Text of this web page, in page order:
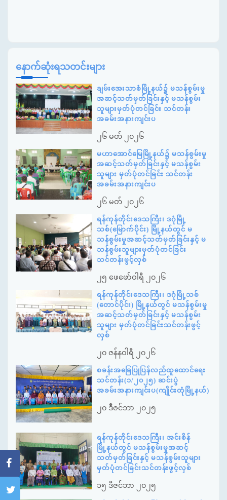
နောက်ဆုံးရသတင်းများ
ချမ်းအေးသာစံမြို့နယ်၌ မသန်စွမ်းမှု
အဆင့်သတ်မှတ်ခြင်းနှင့် မသန်စွမ်း
သူများမှတ်ပုံတင်ခြင်း သင်တန်း
အခမ်းအနားကျင်းပ
၂၆ မတ် ၂၀၂၆
မဟာအောင်မြေမြို့နယ်၌ မသန်စွမ်းမှု
အဆင့်သတ်မှတ်ခြင်းနှင့် မသန်စွမ်း
သူများ မှတ်ပုံတင်ခြင်း သင်တန်း
အခမ်းအနားကျင်းပ
၂၆ မတ် ၂၀၂၆
ရန်ကုန်တိုင်းဒေသကြီး၊ ဒဂုံမြို့
သစ်(မြောက်ပိုင်း) မြို့နယ်တွင် မ
သန်စွမ်းမှုအဆင့်သတ်မှတ်ခြင်းနှင့် မ
သန်စွမ်းသူများမှတ်ပုံတင်ခြင်း
သင်တန်းဖွင့်လှစ်
၂၅ ဖေဖော်ဝါရီ ၂၀၂၆
ရန်ကုန်တိုင်းဒေသကြီး၊ ဒဂုံမြို့သစ်
(တောင်ပိုင်း) မြို့နယ်တွင် မသန်စွမ်းမှု
အဆင့်သတ်မှတ်ခြင်းနှင့် မသန်စွမ်း
သူများ မှတ်ပုံတင်ခြင်းသင်တန်းဖွင့်
လှစ်
၂၀ ဇန်နဝါရီ ၂၀၂၆
စခန်းအခြေပြုပြန်လည်ထူထောင်ရေး
သင်တန်း(၁/၂၀၂၅) ဆင်းပွဲ
အခမ်းအနားကျင်းပ(ကျိုင်းတုံမြို့နယ်)
၂၀ ဒီဇင်ဘာ ၂၀၂၅
ရန်ကုန်တိုင်းဒေသကြီး၊ အင်းစိန်
မြို့နယ်တွင် မသန်စွမ်းမှုအဆင့်
သတ်မှတ်ခြင်းနှင့် မသန်စွမ်းသူများ
မှတ်ပုံတင်ခြင်းသင်တန်းဖွင့်လှစ်
၁၅ ဒီဇင်ဘာ ၂၀၂၅